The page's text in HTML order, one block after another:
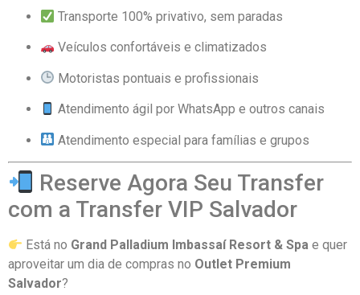
Transporte 100% privativo, sem paradas
Veículos confortáveis e climatizados
Motoristas pontuais e profissionais
Atendimento ágil por WhatsApp e outros canais
Atendimento especial para famílias e grupos
Reserve Agora Seu Transfer
com a Transfer VIP Salvador
Está no Grand Palladium Imbassaí Resort & Spa e quer
aproveitar um dia de compras no Outlet Premium
Salvador?